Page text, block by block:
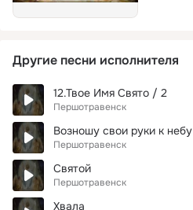
Другие песни исполнителя
12.Твое Имя Свято / 2
Першотравенск
Возношу свои руки к небу
Першотравенск
Святой
Першотравенск
Хвала